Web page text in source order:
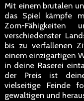
Mit einem brutalen
das Spiel kämpfe
Zorn-Fähigkeiten
verschiedenster
bis zu verfallenen
einem einzigartigen
in deine Raserei
der Preis ist
vielseitige Feinde
gewaltigen und